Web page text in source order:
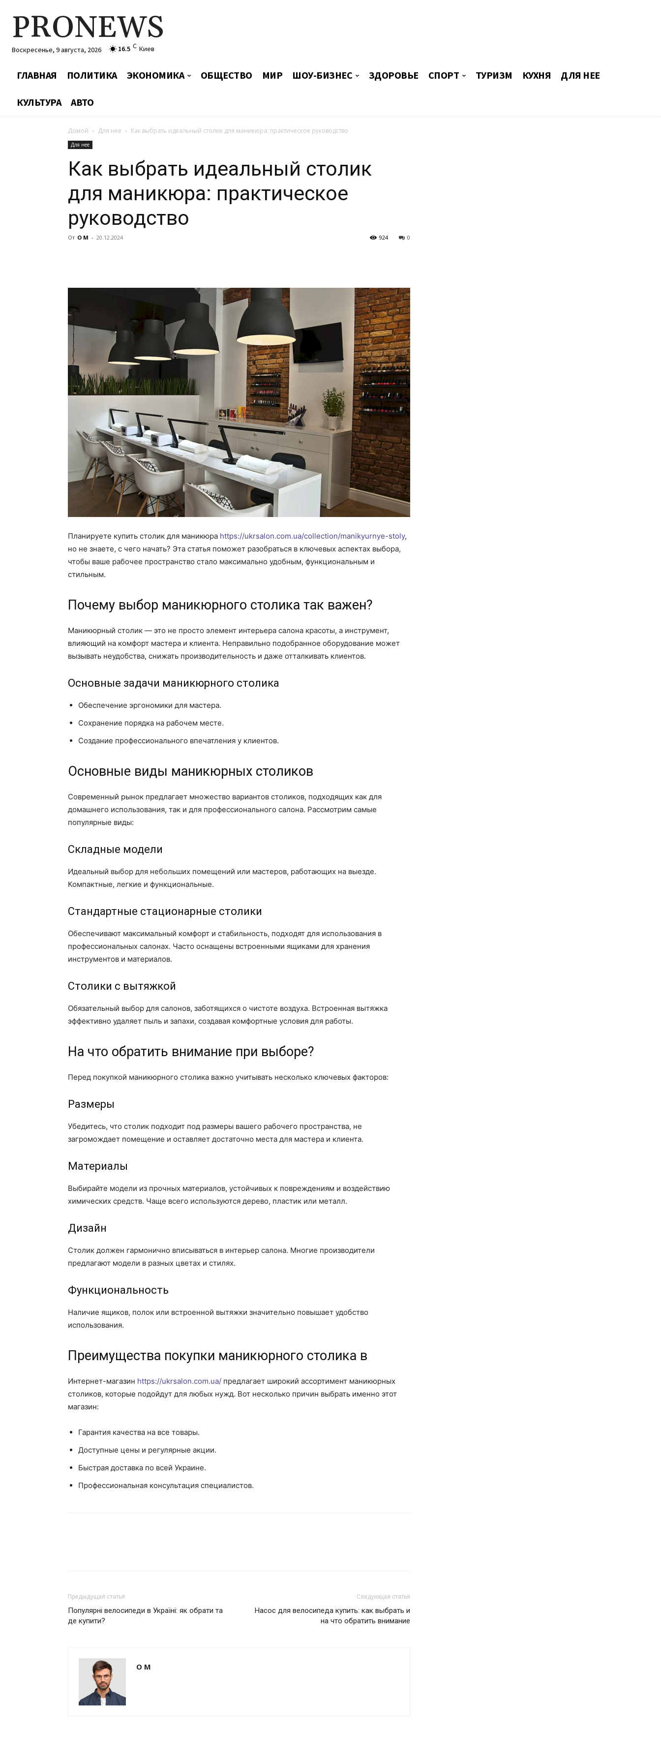
PRONEWS
Воскресенье, 9 августа, 2026 16.5 C Киев
ГЛАВНАЯ ПОЛИТИКА ЭКОНОМИКА ОБЩЕСТВО МИР ШОУ-БИЗНЕС ЗДОРОВЬЕ СПОРТ ТУРИЗМ КУХНЯ ДЛЯ НЕЕ
КУЛЬТУРА АВТО
Домой Для нее Как выбрать идеальный столик для маникюра: практическое руководство
Для нее
Как выбрать идеальный столик
для маникюра: практическое
руководство
От О М - 20.12.2024 0
924
Планируете купить столик для маникюра https://ukrsalon.com.ua/collection/manikyurnye-stoly,
но не знаете, с чего начать? Эта статья поможет разобраться в ключевых аспектах выбора,
чтобы ваше рабочее пространство стало максимально удобным, функциональным и
стильным.
Почему выбор маникюрного столика так важен?
Маникюрный столик — это не просто элемент интерьера салона красоты, а инструмент,
влияющий на комфорт мастера и клиента. Неправильно подобранное оборудование может
вызывать неудобства, снижать производительность и даже отталкивать клиентов.
Основные задачи маникюрного столика
Обеспечение эргономики для мастера.
Сохранение порядка на рабочем месте.
Создание профессионального впечатления у клиентов.
Основные виды маникюрных столиков
Современный рынок предлагает множество вариантов столиков, подходящих как для
домашнего использования, так и для профессионального салона. Рассмотрим самые
популярные виды:
Складные модели
Идеальный выбор для небольших помещений или мастеров, работающих на выезде.
Компактные, легкие и функциональные.
Стандартные стационарные столики
Обеспечивают максимальный комфорт и стабильность, подходят для использования в
профессиональных салонах. Часто оснащены встроенными ящиками для хранения
инструментов и материалов.
Столики с вытяжкой
Обязательный выбор для салонов, заботящихся о чистоте воздуха. Встроенная вытяжка
эффективно удаляет пыль и запахи, создавая комфортные условия для работы.
На что обратить внимание при выборе?
Перед покупкой маникюрного столика важно учитывать несколько ключевых факторов:
Размеры
Убедитесь, что столик подходит под размеры вашего рабочего пространства, не
загромождает помещение и оставляет достаточно места для мастера и клиента.
Материалы
Выбирайте модели из прочных материалов, устойчивых к повреждениям и воздействию
химических средств. Чаще всего используются дерево, пластик или металл.
Дизайн
Столик должен гармонично вписываться в интерьер салона. Многие производители
предлагают модели в разных цветах и стилях.
Функциональность
Наличие ящиков, полок или встроенной вытяжки значительно повышает удобство
использования.
Преимущества покупки маникюрного столика в
Интернет-магазин https://ukrsalon.com.ua/ предлагает широкий ассортимент маникюрных
столиков, которые подойдут для любых нужд. Вот несколько причин выбрать именно этот
магазин:
Гарантия качества на все товары.
Доступные цены и регулярные акции.
Быстрая доставка по всей Украине.
Профессиональная консультация специалистов.
Предыдущая статья
Популярні велосипеди в Україні: як обрати та
де купити?
Следующая статья
Насос для велосипеда купить: как выбрать и
на что обратить внимание
О М